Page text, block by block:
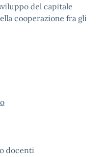
del capitale
cooperazione fra gli
docenti